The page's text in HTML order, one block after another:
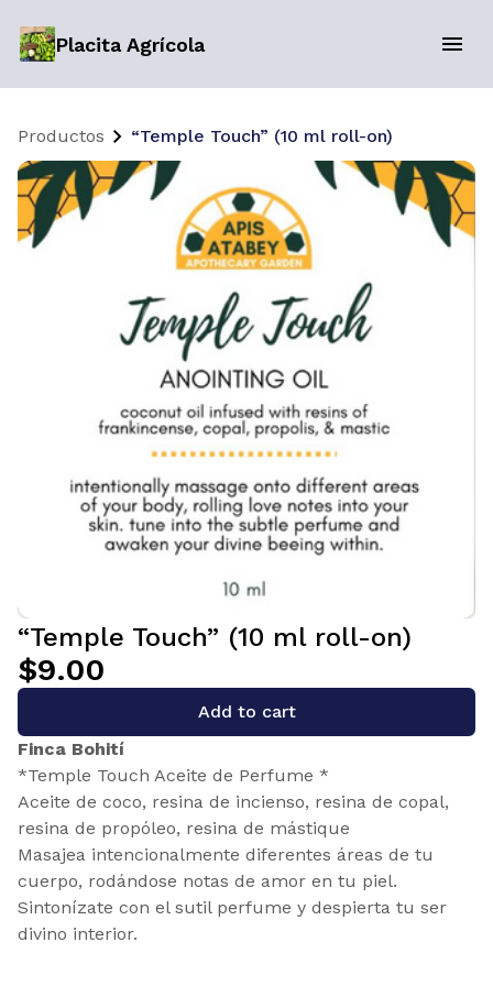
Placita Agrícola
Productos “Temple Touch” (10 ml roll-on)
“Temple Touch” (10 ml roll-on)
$9.00
Add to cart
Finca Bohití
*Temple Touch Aceite de Perfume *
Aceite de coco, resina de incienso, resina de copal,
resina de propóleo, resina de mástique
Masajea intencionalmente diferentes áreas de tu
cuerpo, rodándose notas de amor en tu piel.
Sintonízate con el sutil perfume y despierta tu ser
divino interior.